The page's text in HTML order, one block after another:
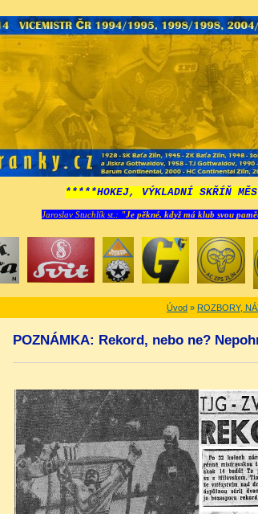
*****HOKEJ, VÝKLADNÍ SKŘÍŇ
Jaroslav Stuchlík st.: "Je pěkné, když má klub svou
Úvod » ROZBORY,
POZNÁMKA: Rekord, nebo ne?